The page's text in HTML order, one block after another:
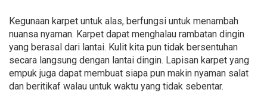
Kegunaan karpet untuk alas, berfungsi untuk menambah
nuansa nyaman. Karpet dapat menghalau rambatan dingin
yang berasal dari lantai. Kulit kita pun tidak bersentuhan
secara langsung dengan lantai dingin. Lapisan karpet yang
empuk juga dapat membuat siapa pun makin nyaman salat
dan beritikaf walau untuk waktu yang tidak sebentar.